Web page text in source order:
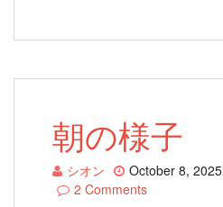
朝の様子
シオン October 8, 2025
2 Comments